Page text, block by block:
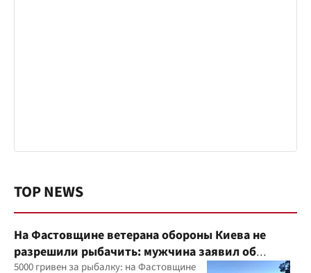
TOP NEWS
На Фастовщине ветерана обороны Киева не
разрешили рыбачить: мужчина заявил об
угрозах
5000 гривен за рыбалку: на Фастовщине